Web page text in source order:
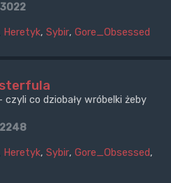
Heretyk, Sybir, Gore_Obsessed
co dziobały wróbelki żeby
2248
Heretyk, Sybir, Gore_Obsessed,